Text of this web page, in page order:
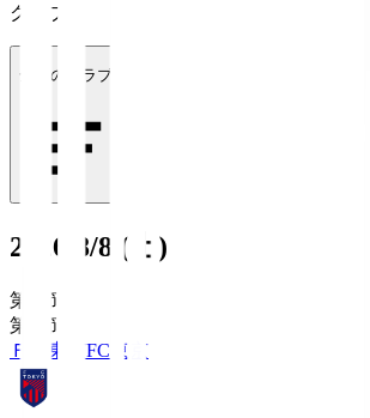
クラブ
全てのクラブ
2026/8/8 (土)
第1節
第1節
ＦＣ東京FC東京